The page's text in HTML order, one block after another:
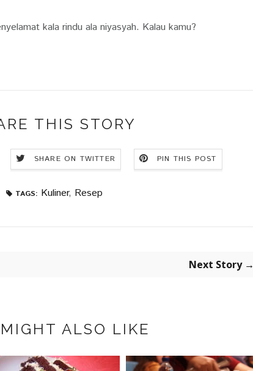
kala rindu ala niyasyah. Kalau kamu?
THIS STORY
SHARE ON TWITTER PIN THIS POST
TAGS: Kuliner, Resep
Next Story →
ALSO LIKE